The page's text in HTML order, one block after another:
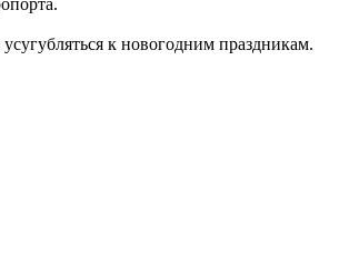
к новогодним праздникам.